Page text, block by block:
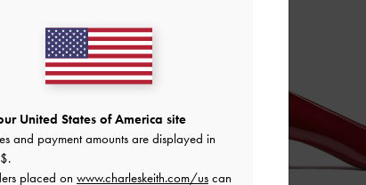
United States of America site
and payment amounts are displayed in
.
placed on www.charleskeith.com/us can